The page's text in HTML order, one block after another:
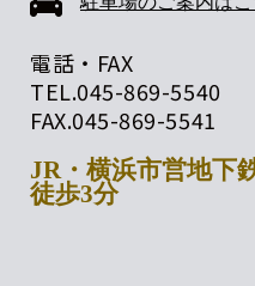
電話・FAX
TEL.045-869-5540
FAX.045-869-5541
JR・横浜市営地下
徒歩3分